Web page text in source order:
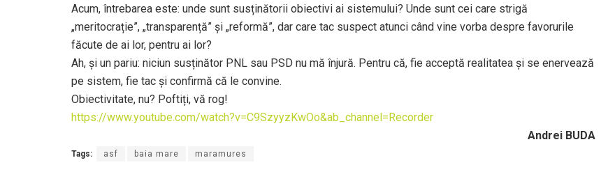
Acum, întrebarea este: unde sunt susținătorii obiectivi ai sistemului? Unde sunt cei care strigă
„meritocrație”, „transparență” și „reformă”, dar care tac suspect atunci când vine vorba despre favorurile
făcute de ai lor, pentru ai lor?
Ah, și un pariu: niciun susținător PNL sau PSD nu mă înjură. Pentru că, fie acceptă realitatea și se enervează
pe sistem, fie tac și confirmă că le convine.
Obiectivitate, nu? Poftiți, vă rog!
https://www.youtube.com/watch?v=C9SzyyzKwOo&ab_channel=Recorder
Andrei BUDA
Tags: asf baia mare maramures